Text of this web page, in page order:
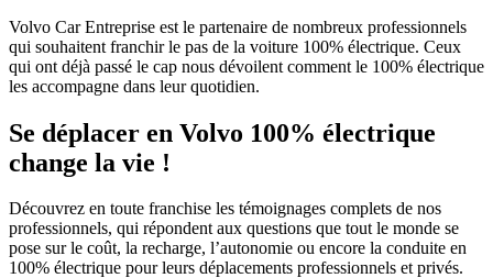
Volvo Car Entreprise est le partenaire de nombreux professionnels
qui souhaitent franchir le pas de la voiture 100% électrique. Ceux
qui ont déjà passé le cap nous dévoilent comment le 100% électrique
les accompagne dans leur quotidien.
Se déplacer en Volvo 100% électrique
change la vie !
Découvrez en toute franchise les témoignages complets de nos
professionnels, qui répondent aux questions que tout le monde se
pose sur le coût, la recharge, l’autonomie ou encore la conduite en
100% électrique pour leurs déplacements professionnels et privés.